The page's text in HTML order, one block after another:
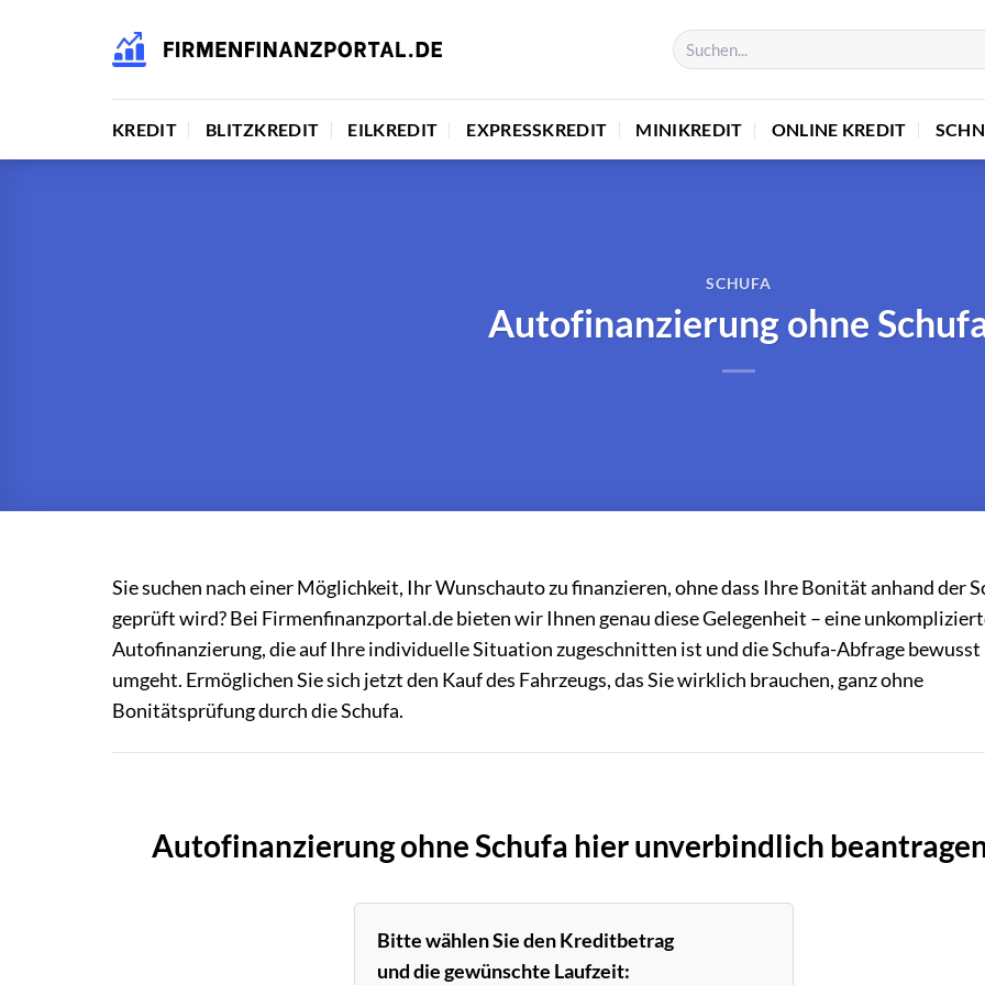
KREDIT BLITZKREDIT EILKREDIT EXPRESSKREDIT MINIKREDIT ONLINE KREDIT
SCHUFA
Autofinanzierung ohne
Sie suchen nach einer Möglichkeit, Ihr Wunschauto zu finanzieren, ohne dass Ihre Bonität anhand der
geprüft wird? Bei Firmenfinanzportal.de bieten wir Ihnen genau diese Gelegenheit – eine
Autofinanzierung, die auf Ihre individuelle Situation zugeschnitten ist und die Schufa-Abfrage bewusst
umgeht. Ermöglichen Sie sich jetzt den Kauf des Fahrzeugs, das Sie wirklich brauchen, ganz ohne
Bonitätsprüfung durch die Schufa.
Autofinanzierung ohne Schufa hier unverbindlich
Bitte wählen Sie den Kreditbetrag
und die gewünschte Laufzeit: